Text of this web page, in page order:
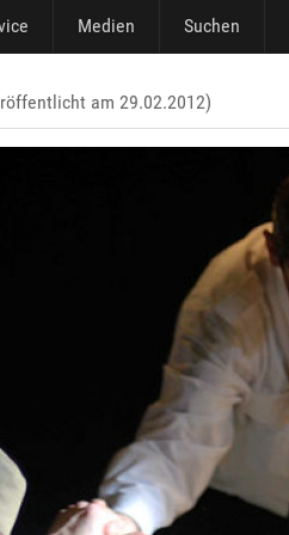
Medien Suchen
am 29.02.2012)